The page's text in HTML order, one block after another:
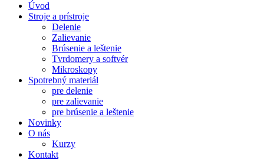
Úvod
Stroje a prístroje
Delenie
Zalievanie
Brúsenie a leštenie
Tvrdomery a softvér
Mikroskopy
Spotrebný materiál
pre delenie
pre zalievanie
pre brúsenie a leštenie
Novinky
O nás
Kurzy
Kontakt